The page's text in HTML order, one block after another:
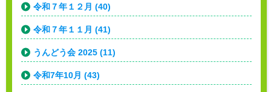
令和７年１２月 (40)
令和７年１１月 (41)
うんどう会 2025 (11)
令和7年10月 (43)